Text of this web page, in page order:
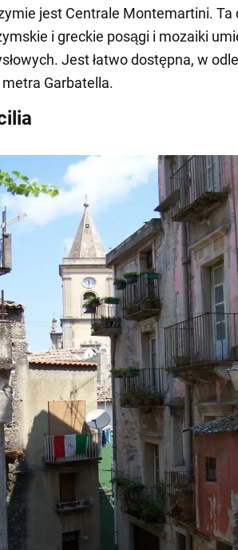
jest Centrale Montemartini.
i greckie posągi i mozaiki
Jest łatwo dostępna, w
Garbatella.